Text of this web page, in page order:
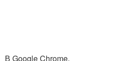
В Google Chrome.